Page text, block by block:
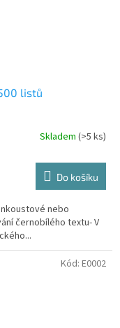
listů
Skladem (>5 ks)
Do košíku
nebo
černobílého textu- V
Kód: E0002